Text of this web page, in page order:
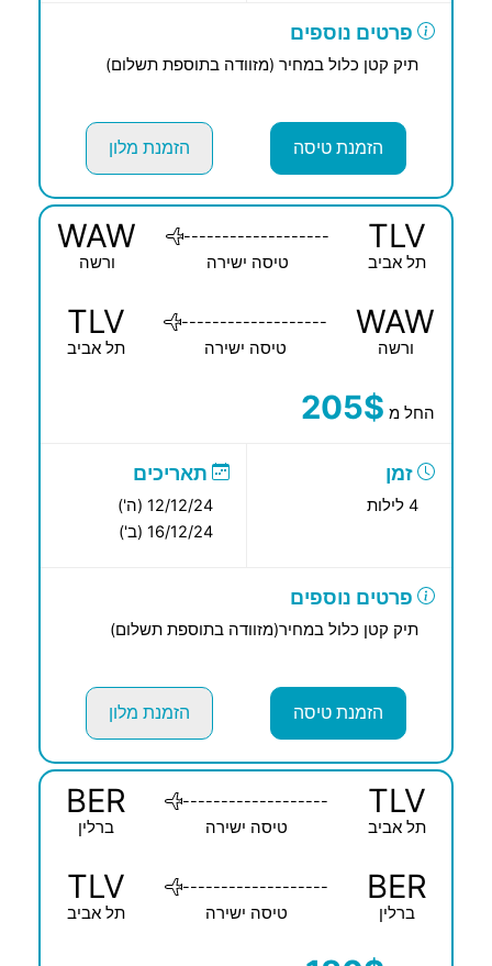
פרטים נוספים
תיק קטן כלול במחיר (מזוודה בתוספת תשלום)
הזמנת טיסה הזמנת מלון
TLV
תל אביב
-------------------
טיסה ישירה
WAW
ורשה
WAW
ורשה
-------------------
טיסה ישירה
TLV
תל אביב
החל מ 205$
זמן
4 לילות
תאריכים
12/12/24 (ה')
16/12/24 (ב')
פרטים נוספים
תיק קטן כלול במחיר(מזוודה בתוספת תשלום)
הזמנת טיסה הזמנת מלון
TLV
תל אביב
-------------------
טיסה ישירה
BER
ברלין
BER
ברלין
-------------------
טיסה ישירה
TLV
תל אביב